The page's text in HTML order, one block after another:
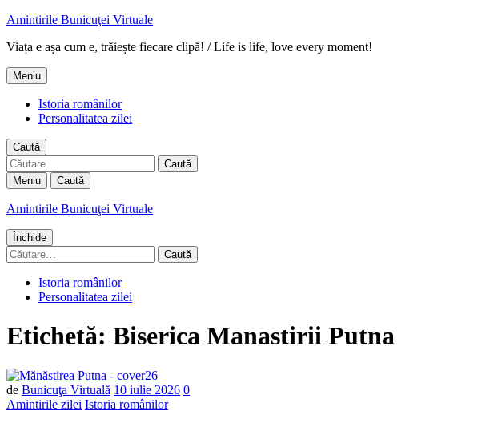
Amintirile Bunicuţei Virtuale
Viața e așa cum e, trăiește fiecare clipă! / Life is life, love every moment!
Meniu
Istoria românilor
Personalitatea zilei
Caută
Caută
după:
Meniu Caută
Amintirile Bunicuţei Virtuale
Închide
Caută
după:
Istoria românilor
Personalitatea zilei
Etichetă: Biserica Manastirii Putna
de Bunicuţa Virtuală 10 iulie 2026 Număr
0
Amintirile zilei Istoria românilor